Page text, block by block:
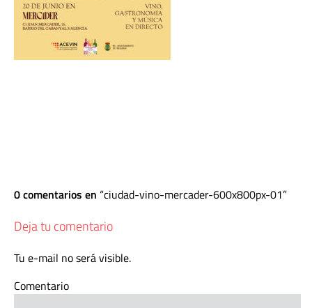
0 comentarios en ciudad-vino-mercader-600x800px-01
Deja tu comentario
Tu e-mail no será visible.
Comentario